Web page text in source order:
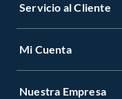
Servicio al Cliente
Mi Cuenta
Nuestra Empresa